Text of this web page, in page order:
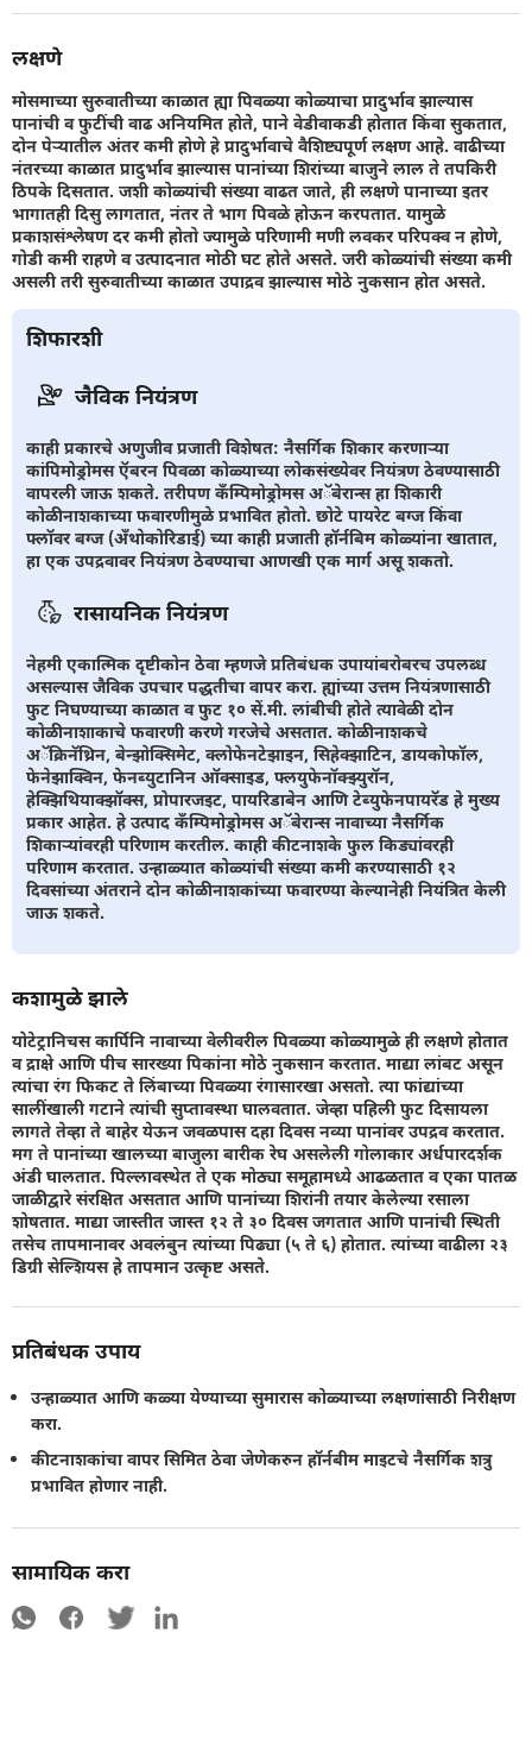
लक्षणे
मोसमाच्या सुरुवातीच्या काळात ह्या पिवळ्या कोळ्याचा प्रादुर्भाव झाल्यास
पानांची व फुटींची वाढ अनियमित होते, पाने वेडीवाकडी होतात किंवा सुकतात,
दोन पेर्‍यातील अंतर कमी होणे हे प्रादुर्भावाचे वैशिष्ट्यपूर्ण लक्षण आहे. वाढीच्या
नंतरच्या काळात प्रादुर्भाव झाल्यास पानांच्या शिरांच्या बाजुने लाल ते तपकिरी
ठिपके दिसतात. जशी कोळ्यांची संख्या वाढत जाते, ही लक्षणे पानाच्या इतर
भागातही दिसु लागतात, नंतर ते भाग पिवळे होऊन करपतात. यामुळे
प्रकाशसंश्लेषण दर कमी होतो ज्यामुळे परिणामी मणी लवकर परिपक्व न होणे,
गोडी कमी राहणे व उत्पादनात मोठी घट होते असते. जरी कोळ्यांची संख्या कमी
असली तरी सुरुवातीच्या काळात उपाद्रव झाल्यास मोठे नुकसान होत असते.
शिफारशी
जैविक नियंत्रण
काही प्रकारचे अणुजीव प्रजाती विशेषत: नैसर्गिक शिकार करणार्‍या
कांपिमोड्रोमस ऍबरन पिवळा कोळ्याच्या लोकसंख्येवर नियंत्रण ठेवण्यासाठी
वापरली जाऊ शकते. तरीपण कँम्पिमोड्रोमस अॅबेरान्स हा शिकारी
कोळीनाशकाच्या फवारणीमुळे प्रभावित होतो. छोटे पायरेट बग्ज किंवा
फ्लॉवर बग्ज (अँथोकोरिडाई) च्या काही प्रजाती हॉर्नबिम कोळ्यांना खातात,
हा एक उपद्रवावर नियंत्रण ठेवण्याचा आणखी एक मार्ग असू शकतो.
रासायनिक नियंत्रण
नेहमी एकात्मिक दृष्टीकोन ठेवा म्हणजे प्रतिबंधक उपायांबरोबरच उपलब्ध
असल्यास जैविक उपचार पद्धतीचा वापर करा. ह्यांच्या उत्तम नियंत्रणासाठी
फुट निघण्याच्या काळात व फुट १० सें.मी. लांबीची होते त्यावेळी दोन
कोळीनाशाकाचे फवारणी करणे गरजेचे असतात. कोळीनाशकचे
अॅक्रिनॅथ्रिन, बेन्झोक्सिमेट, क्लोफेनटेझाइन, सिहेक्झाटिन, डायकोफॉल,
फेनेझाक्विन, फेनब्युटानिन ऑक्साइड, फ्लयुफेनॉक्झ्युरॉन,
हेक्झिथियाक्झॉक्स, प्रोपारजइट, पायरिडाबेन आणि टेब्युफेनपायरॅड हे मुख्य
प्रकार आहेत. हे उत्पाद कँम्पिमोड्रोमस अॅबेरान्स नावाच्या नैसर्गिक
शिकार्‍यांवरही परिणाम करतील. काही कीटनाशके फुल किड्यांवरही
परिणाम करतात. उन्हाळ्यात कोळ्यांची संख्या कमी करण्यासाठी १२
दिवसांच्या अंतराने दोन कोळीनाशकांच्या फवारण्या केल्यानेही नियंत्रित केली
जाऊ शकते.
कशामुळे झाले
योटेट्रानिचस कार्पिनि नावाच्या वेलीवरील पिवळ्या कोळ्यामुळे ही लक्षणे होतात
व द्राक्षे आणि पीच सारख्या पिकांना मोठे नुकसान करतात. माद्या लांबट असून
त्यांचा रंग फिकट ते लिंबाच्या पिवळ्या रंगासारखा असतो. त्या फांद्यांच्या
सालींखाली गटाने त्यांची सुप्तावस्था घालवतात. जेव्हा पहिली फुट दिसायला
लागते तेव्हा ते बाहेर येऊन जवळपास दहा दिवस नव्या पानांवर उपद्रव करतात.
मग ते पानांच्या खालच्या बाजुला बारीक रेघ असलेली गोलाकार अर्धपारदर्शक
अंडी घालतात. पिल्लावस्थेत ते एक मोठ्या समूहामध्ये आढळतात व एका पातळ
जाळीद्वारे संरक्षित असतात आणि पानांच्या शिरांनी तयार केलेल्या रसाला
शोषतात. माद्या जास्तीत जास्त १२ ते ३० दिवस जगतात आणि पानांची स्थिती
तसेच तापमानावर अवलंबुन त्यांच्या पिढ्या (५ ते ६) होतात. त्यांच्या वाढीला २३
डिग्री सेल्शियस हे तापमान उत्कृष्ट असते.
प्रतिबंधक उपाय
उन्हाळ्यात आणि कळ्या येण्याच्या सुमारास कोळ्याच्या लक्षणांसाठी निरीक्षण
करा.
कीटनाशकांचा वापर सिमित ठेवा जेणेकरुन हॉर्नबीम माइटचे नैसर्गिक शत्रु
प्रभावित होणार नाही.
सामायिक करा